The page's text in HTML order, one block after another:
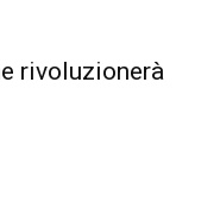
rivoluzionerà